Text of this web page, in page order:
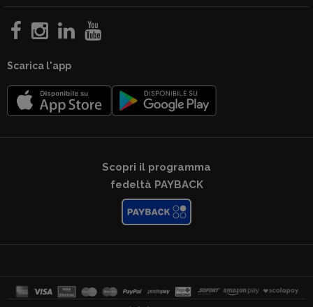
Scarica l'app
Scopri il programma
fedeltà PAYBACK